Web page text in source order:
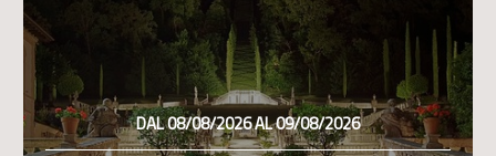
DAL 08/08/2026 AL 09/08/2026